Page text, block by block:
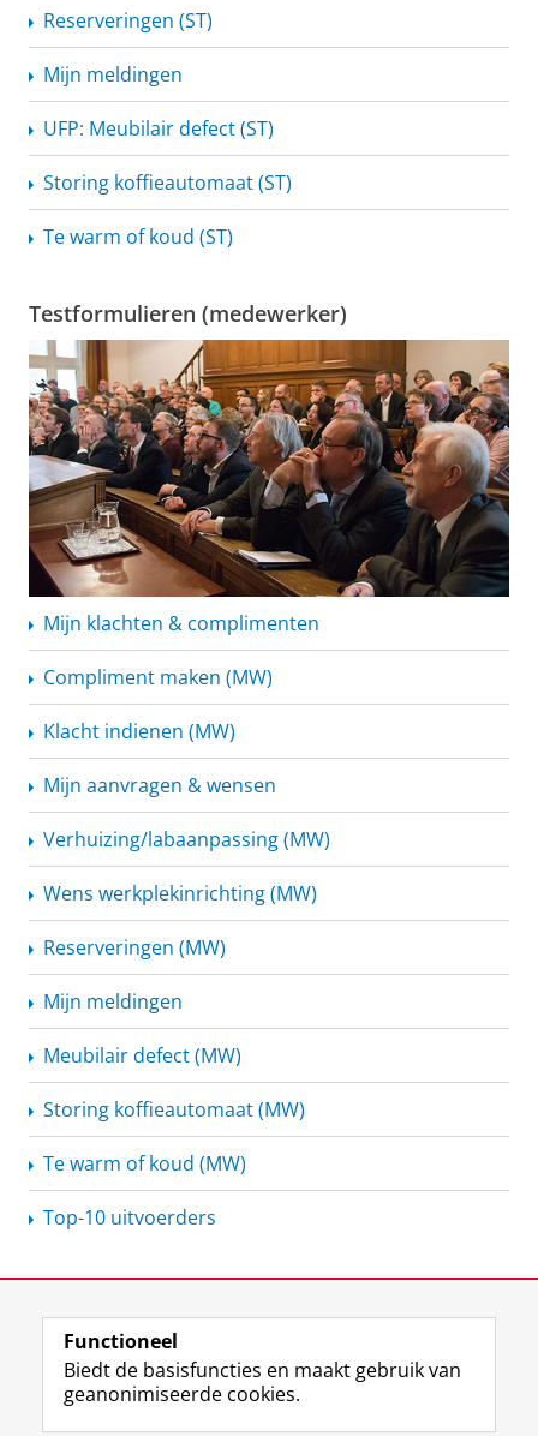
Reserveringen (ST)
Mijn meldingen
UFP: Meubilair defect (ST)
Storing koffieautomaat (ST)
Te warm of koud (ST)
Testformulieren (medewerker)
Mijn klachten & complimenten
Compliment maken (MW)
Klacht indienen (MW)
Mijn aanvragen & wensen
Verhuizing/labaanpassing(MW)
Wens werkplekinrichting(MW)
Reserveringen (MW)
Mijn meldingen
Meubilair defect (MW)
Storing koffieautomaat (MW)
Te warm of koud (MW)
Top-10 uitvoerders
Functioneel
Biedt de basisfuncties en maakt gebruik van
geanonimiseerde cookies.